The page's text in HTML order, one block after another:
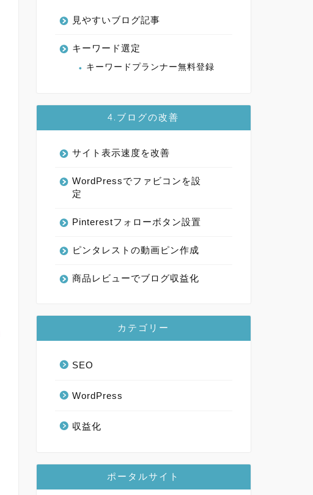
見やすいブログ記事
キーワード選定
キーワードプランナー無料登録
4.ブログの改善
サイト表示速度を改善
WordPressでファビコンを設
定
Pinterestフォローボタン設置
ピンタレストの動画ピン作成
商品レビューでブログ収益化
カテゴリー
SEO
WordPress
収益化
ポータルサイト